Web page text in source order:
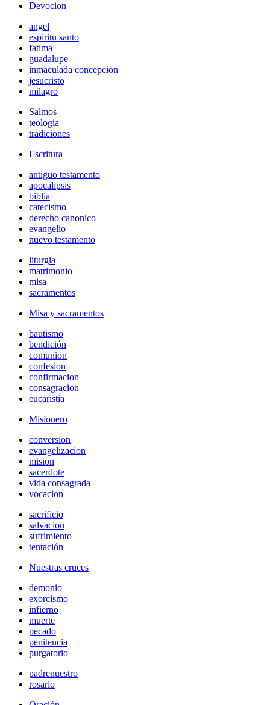
Devocion
angel
espiritu santo
fatima
guadalupe
inmaculada concepción
jesucristo
milagro
Salmos
teologia
tradiciones
Escritura
antiguo testamento
apocalipsis
biblia
catecismo
derecho canonico
evangelio
nuevo testamento
liturgia
matrimonio
misa
sacramentos
Misa y sacramentos
bautismo
bendición
comunion
confesion
confirmacion
consagracion
eucaristia
Misionero
conversion
evangelizacion
mision
sacerdote
vida consagrada
vocacion
sacrificio
salvacion
sufrimiento
tentación
Nuestras cruces
demonio
exorcismo
infierno
muerte
pecado
penitencia
purgatorio
padrenuestro
rosario